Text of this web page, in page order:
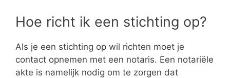
Hoe richt ik een stichting op?
Als je een stichting op wil richten moet je
contact opnemen met een notaris. Een notariële
akte is namelijk nodig om te zorgen dat